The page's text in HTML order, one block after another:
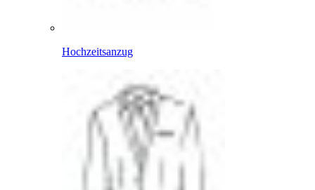
Hochzeitsanzug